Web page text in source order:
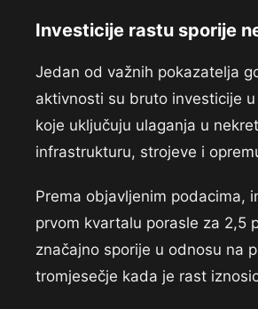
Investicije rastu sporije
Jedan od važnih pokazatelja
aktivnosti su bruto investicije
koje uključuju ulaganja u
infrastrukturu, strojeve i
Prema objavljenim podacima,
prvom kvartalu porasle za 2,5
značajno sporije u odnosu na
tromjesečje kada je rast